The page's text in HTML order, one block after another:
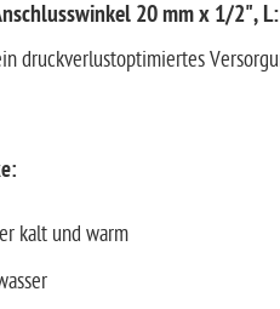
20 mm x 1/2",
druckverlustoptimiertes
kalt und warm